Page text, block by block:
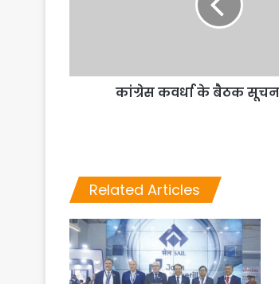
कांग्रेस कवर्धा के बैठक
Related Articles